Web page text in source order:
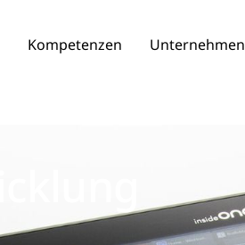
Kompetenzen Unternehmen